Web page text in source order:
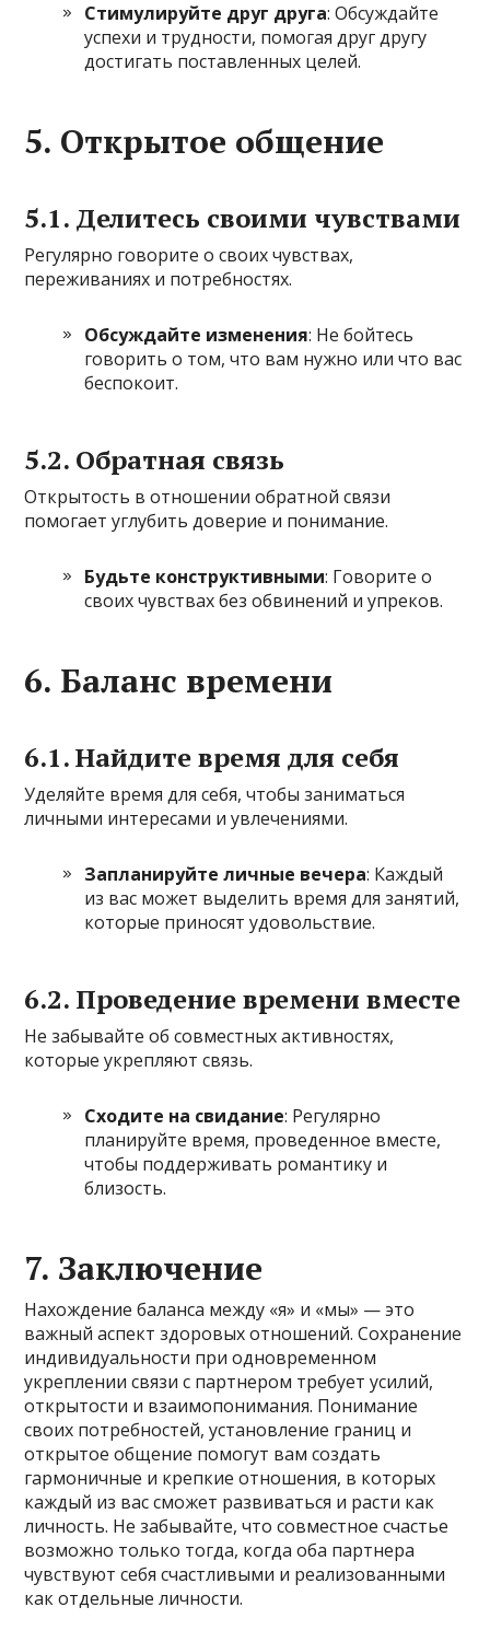
Стимулируйте друг друга: Обсуждайте
успехи и трудности, помогая друг другу
достигать поставленных целей.
5. Открытое общение
5.1. Делитесь своими чувствами
Регулярно говорите о своих чувствах,
переживаниях и потребностях.
Обсуждайте изменения: Не бойтесь
говорить о том, что вам нужно или что вас
беспокоит.
5.2. Обратная связь
Открытость в отношении обратной связи
помогает углубить доверие и понимание.
Будьте конструктивными: Говорите о
своих чувствах без обвинений и упреков.
6. Баланс времени
6.1. Найдите время для себя
Уделяйте время для себя, чтобы заниматься
личными интересами и увлечениями.
Запланируйте личные вечера: Каждый
из вас может выделить время для занятий,
которые приносят удовольствие.
6.2. Проведение времени вместе
Не забывайте об совместных активностях,
которые укрепляют связь.
Сходите на свидание: Регулярно
планируйте время, проведенное вместе,
чтобы поддерживать романтику и
близость.
7. Заключение
Нахождение баланса между «я» и «мы» — это
важный аспект здоровых отношений. Сохранение
индивидуальности при одновременном
укреплении связи с партнером требует усилий,
открытости и взаимопонимания. Понимание
своих потребностей, установление границ и
открытое общение помогут вам создать
гармоничные и крепкие отношения, в которых
каждый из вас сможет развиваться и расти как
личность. Не забывайте, что совместное счастье
возможно только тогда, когда оба партнера
чувствуют себя счастливыми и реализованными
как отдельные личности.